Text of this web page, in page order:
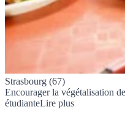
Strasbourg (67)
Encourager la végétalisation
étudianteLire plus